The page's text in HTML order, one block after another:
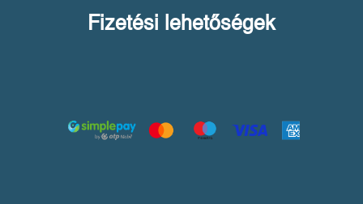
Fizetési lehetőségek